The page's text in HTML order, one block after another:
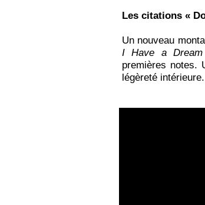
Les citations «
Un nouveau
I Have a Dream
premières notes.
légèreté